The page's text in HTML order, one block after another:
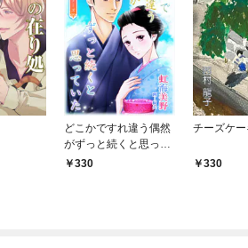
どこかですれ違う偶然
がずっと続くと思って
いた330
チーズケ
330